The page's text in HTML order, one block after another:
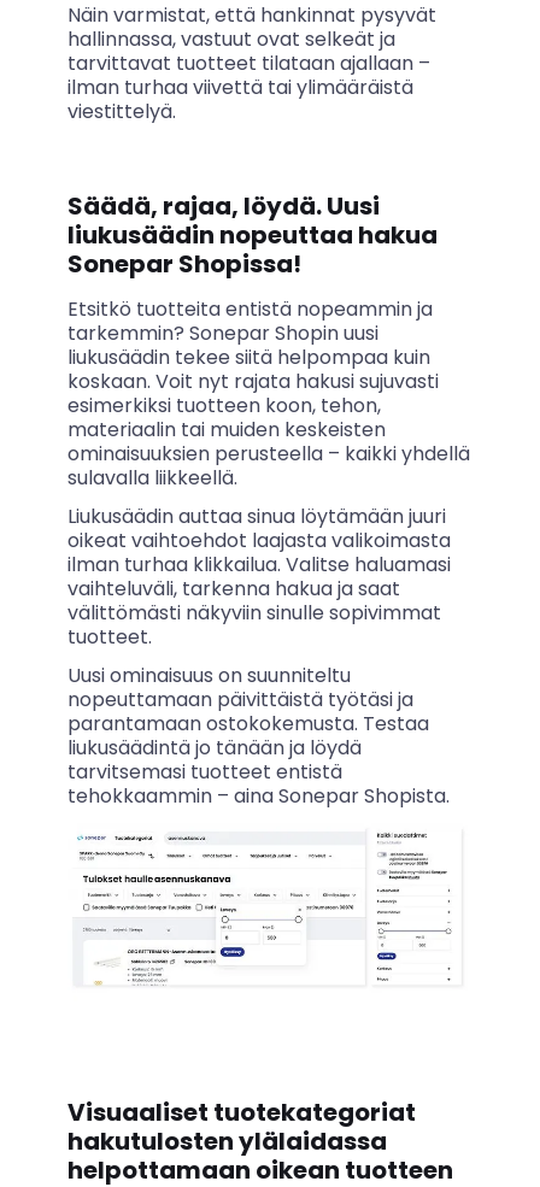
Näin varmistat, että hankinnat pysyvät
hallinnassa, vastuut ovat selkeät ja
tarvittavat tuotteet tilataan ajallaan –
ilman turhaa viivettä tai ylimääräistä
viestittelyä.
Säädä, rajaa, löydä. Uusi
liukusäädin nopeuttaa hakua
Sonepar Shopissa!
Etsitkö tuotteita entistä nopeammin ja
tarkemmin? Sonepar Shopin uusi
liukusäädin tekee siitä helpompaa kuin
koskaan. Voit nyt rajata hakusi sujuvasti
esimerkiksi tuotteen koon, tehon,
materiaalin tai muiden keskeisten
ominaisuuksien perusteella – kaikki yhdellä
sulavalla liikkeellä.
Liukusäädin auttaa sinua löytämään juuri
oikeat vaihtoehdot laajasta valikoimasta
ilman turhaa klikkailua. Valitse haluamasi
vaihteluväli, tarkenna hakua ja saat
välittömästi näkyviin sinulle sopivimmat
tuotteet.
Uusi ominaisuus on suunniteltu
nopeuttamaan päivittäistä työtäsi ja
parantamaan ostokokemusta. Testaa
liukusäädintä jo tänään ja löydä
tarvitsemasi tuotteet entistä
tehokkaammin – aina Sonepar Shopista.
Visuaaliset tuotekategoriat
hakutulosten ylälaidassa
helpottamaan oikean tuotteen